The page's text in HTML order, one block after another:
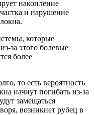
накопление
и нарушение
которые
за этого болевые
более
то есть вероятность
начнут погибать из-за
замещаться
возникнет рубец в